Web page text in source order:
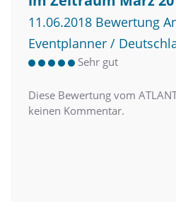
11.06.2018 Bewertung
Eventplanner /
Sehr gut
Diese Bewertung vom
keinen Kommentar.